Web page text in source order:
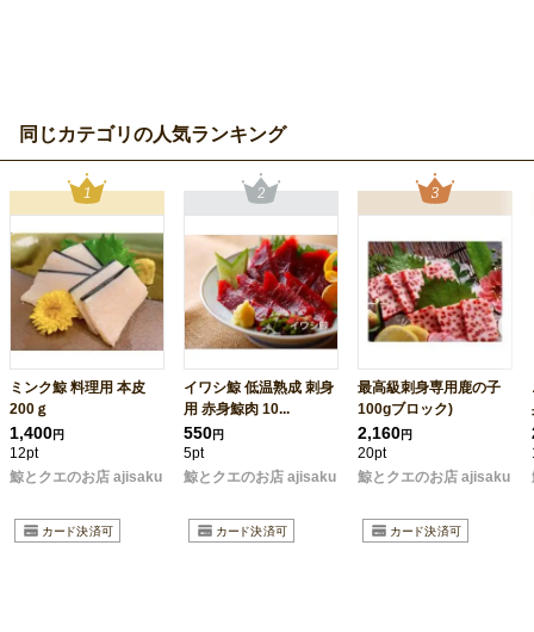
同じカテゴリの人気ランキング
ミンク鯨 料理用 本皮
200ｇ
1,400円
12pt
鯨とクエのお店 ajisaku
イワシ鯨 低温熟成 刺身
用 赤身鯨肉 10...
550円
5pt
鯨とクエのお店 ajisaku
最高級刺身専用鹿の子
100gブロック)
2,160円
20pt
鯨とクエのお店 ajisaku